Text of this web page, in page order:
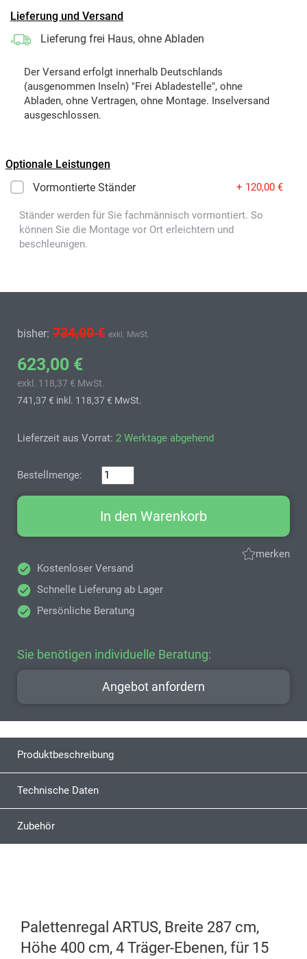
Lieferung und Versand
Lieferung frei Haus, ohne Abladen
Der Versand erfolgt innerhalb Deutschlands
(ausgenommen Inseln) "Frei Abladestelle", ohne
Abladen, ohne Vertragen, ohne Montage. Inselversand
ausgeschlossen.
Optionale Leistungen
Vormontierte Ständer
+ 120,00 €
Ständer werden für Sie fachmännisch vormontiert. So
können Sie die Montage vor Ort erleichtern und
beschleunigen.
bisher: 734,00 € exkl. MwSt.
623,00 €
exkl. 118,37 € MwSt.
741,37 € inkl. 118,37 € MwSt.
Lieferzeit aus Vorrat: 2 Werktage abgehend
Bestellmenge:
In den Warenkorb
merken
Kostenloser Versand
Schnelle Lieferung ab Lager
Persönliche Beratung
Sie benötigen individuelle Beratung:
Angebot anfordern
Produktbeschreibung
Technische Daten
Zubehör
Palettenregal ARTUS, Breite 287 cm,
Höhe 400 cm, 4 Träger-Ebenen, für 15